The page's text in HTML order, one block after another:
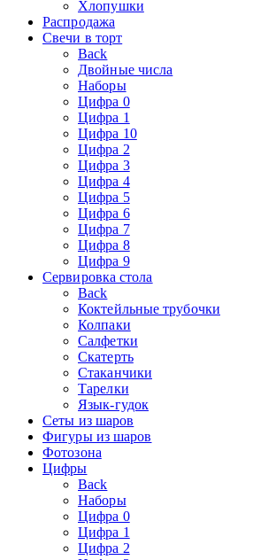
Хлопушки
Распродажа
Свечи в торт
Back
Двойные числа
Наборы
Цифра 0
Цифра 1
Цифра 10
Цифра 2
Цифра 3
Цифра 4
Цифра 5
Цифра 6
Цифра 7
Цифра 8
Цифра 9
Сервировка стола
Back
Коктейльные трубочки
Колпаки
Салфетки
Скатерть
Стаканчики
Тарелки
Язык-гудок
Сеты из шаров
Фигуры из шаров
Фотозона
Цифры
Back
Наборы
Цифра 0
Цифра 1
Цифра 2